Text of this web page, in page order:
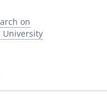
on
University